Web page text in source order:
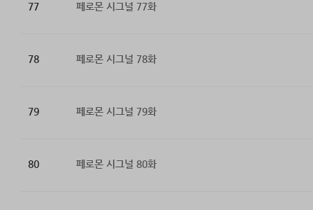
77 페로몬 시그널 77화
78 페로몬 시그널 78화
79 페로몬 시그널 79화
80 페로몬 시그널 80화